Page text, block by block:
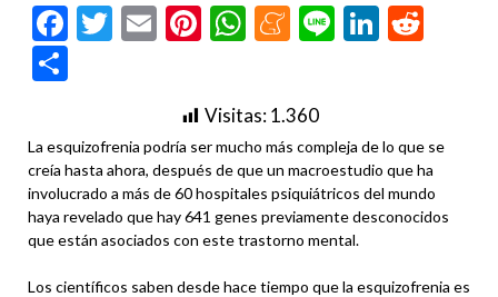
Facebook
Twitter
EmailPinterest
WhatsApp
Meneame
Line
Visitas:1.360
La esquizofrenia podría ser mucho más compleja de lo que se
creía hasta ahora, después de que un macroestudio que ha
involucrado a más de 60 hospitales psiquiátricos del mundo
haya revelado que hay 641 genes previamente desconocidos
que están asociados con este trastorno mental.
Los científicos saben desde hace tiempo que la esquizofrenia es